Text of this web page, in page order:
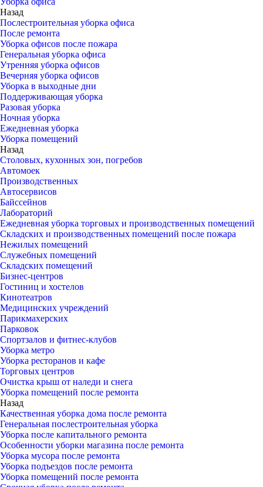
Назад
Послестроительная уборка офиса
После ремонта
Уборка офисов после пожара
Генеральная уборка офиса
Утренняя уборка офисов
Вечерняя уборка офисов
Уборка в выходные дни
Поддерживающая уборка
Разовая уборка
Ночная уборка
Ежедневная уборка
Уборка помещений
Назад
Столовых, кухонных зон, погребов
Автомоек
Производственных
Автосервисов
Байссейнов
Лабораторий
Ежедневная уборка торговых и производственных помещений
Складских и производственных помещений после пожара
Нежилых помещений
Служебных помещений
Складских помещений
Бизнес-центров
Гостиниц и хостелов
Кинотеатров
Медицинских учреждений
Парикмахерских
Парковок
Спортзалов и фитнес-клубов
Уборка метро
Уборка ресторанов и кафе
Торговых центров
Очистка крыш от наледи и снега
Уборка помещений после ремонта
Назад
Качественная уборка дома после ремонта
Генеральная послестроительная уборка
Уборка после капитального ремонта
Особенности уборки магазина после ремонта
Уборка мусора после ремонта
Уборка подъездов после ремонта
Уборка помещений после ремонта